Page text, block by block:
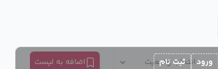
انتخاب وضعیت اضافه به لیست ورود ثبت نام